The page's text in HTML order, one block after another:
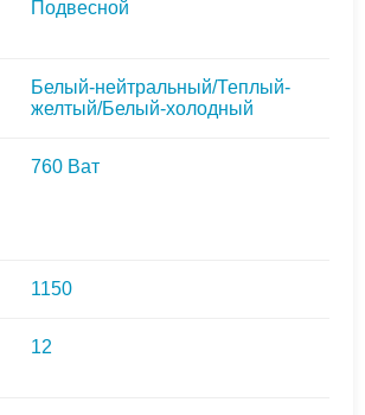
Подвесной
Белый-нейтральный/Теплый-
желтый/Белый-холодный
760 Ват
1150
12